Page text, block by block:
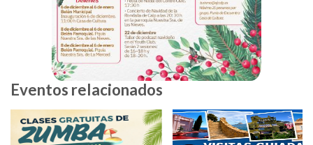
Eventos relacionados